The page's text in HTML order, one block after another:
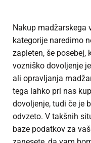
Nakup madžarskega
kategorije naredimo
zapleten, še posebej,
vozniško dovoljenje
ali opravljanja
tega lahko pri nas
dovoljenje, tudi če je
odvzeto. V takšnih
baze podatkov za